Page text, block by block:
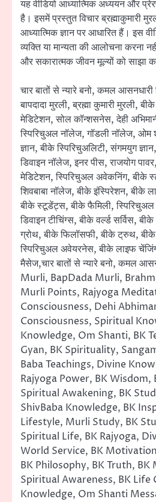
यह वीडियो आध्यात्मिक अध्ययन और
है। इसमें प्रस्तुत विचार ब्रह्माकुमारी
आध्यात्मिक ज्ञान पर आधारित हैं। इस
व्यक्ति या मान्यता की आलोचना करना
और सकारात्मक जीवन मूल्यों को साझा
चार बातों से न्यारे बनो, कमल
बापदादा मुरली, ब्रह्मा कुमारी मुरली,
मेडिटेशन, सोल कॉन्शसनेस, देही
स्पिरिचुअल नॉलेज, गॉडली नॉलेज, ओम
ज्ञान, बीके स्पिरिचुअलिटी, संगमयुग ज्ञान,
डिवाइन नॉलेज, इनर पीस, राजयोग
मेडिटेशन, स्पिरिचुअल अवेकनिंग, बीके
शिवबाबा नॉलेज, बीके इंस्पिरेशन, बीके
बीके स्टूडेंट्स, बीके फैमिली, स्पिरिचुअल
डिवाइन टीचिंग्स, बीके वर्ल्ड सर्विस,
ग्रोथ, बीके फिलॉसफी, बीके ट्रुथ, बीके
स्पिरिचुअल अवेयरनेस, बीके लाइफ
मैसेज,चार बातों से न्यारे बनो, कमल
Murli, BapDada Murli,
Murli Points, Rajyoga
Consciousness, Dehi
Consciousness, Spiritual
Knowledge, Om Shanti, BK
Gyan, BK Spirituality,
Baba Teachings, Divine
Rajyoga Power, BK
Spiritual Awakening, BK
ShivBaba Knowledge, BK
Lifestyle, Murli Study, BK
Spiritual Life, BK Rajyoga,
World Service, BK
BK Philosophy, BK Truth,
Spiritual Awareness, BK Life
Knowledge, Om Shanti